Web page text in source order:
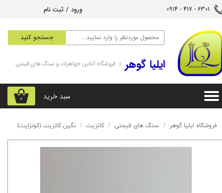
جستجو کنید
ورود / ثبت نام
تغییر گذر واژه
سفارشات
خروج از حساب کاربری
6301 - 417 - 0914​​​​​​​
۰ سبد خرید
‌ایلیا گوهر | فروشگاه آنلاین جواهرات و سنگ های قیمتی
فروشگاه ایلیا گوهر سنگ های قیمتی کانزیت نگین کانزیت (کونزایت)